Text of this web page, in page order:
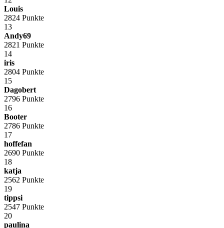
Louis
2824 Punkte
13
Andy69
2821 Punkte
14
iris
2804 Punkte
15
Dagobert
2796 Punkte
16
Booter
2786 Punkte
17
hoffefan
2690 Punkte
18
katja
2562 Punkte
19
tippsi
2547 Punkte
20
paulina